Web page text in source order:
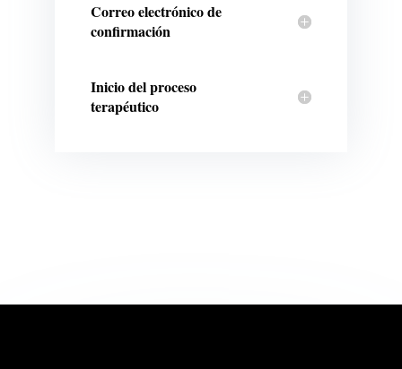
Correo electrónico de
confirmación
Inicio del proceso
terapéutico